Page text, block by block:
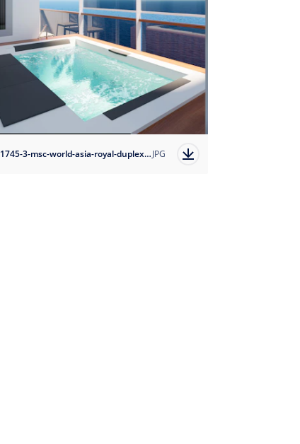
1760621745-3-msc-world-asia-royal-duplex-suite?auto=formatJPG